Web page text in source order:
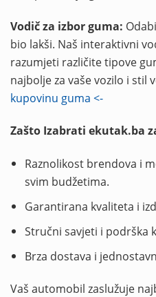
Vodič za izbor guma:
bio lakši. Naš interaktivni
razumjeti različite tipove
najbolje za vaše vozilo i stil
kupovinu guma <-
Zašto Izabrati ekutak.ba
Raznolikost brendova i
svim budžetima.
Garantirana kvaliteta i
Stručni savjeti i podrška
Brza dostava i
Vaš automobil zaslužuje